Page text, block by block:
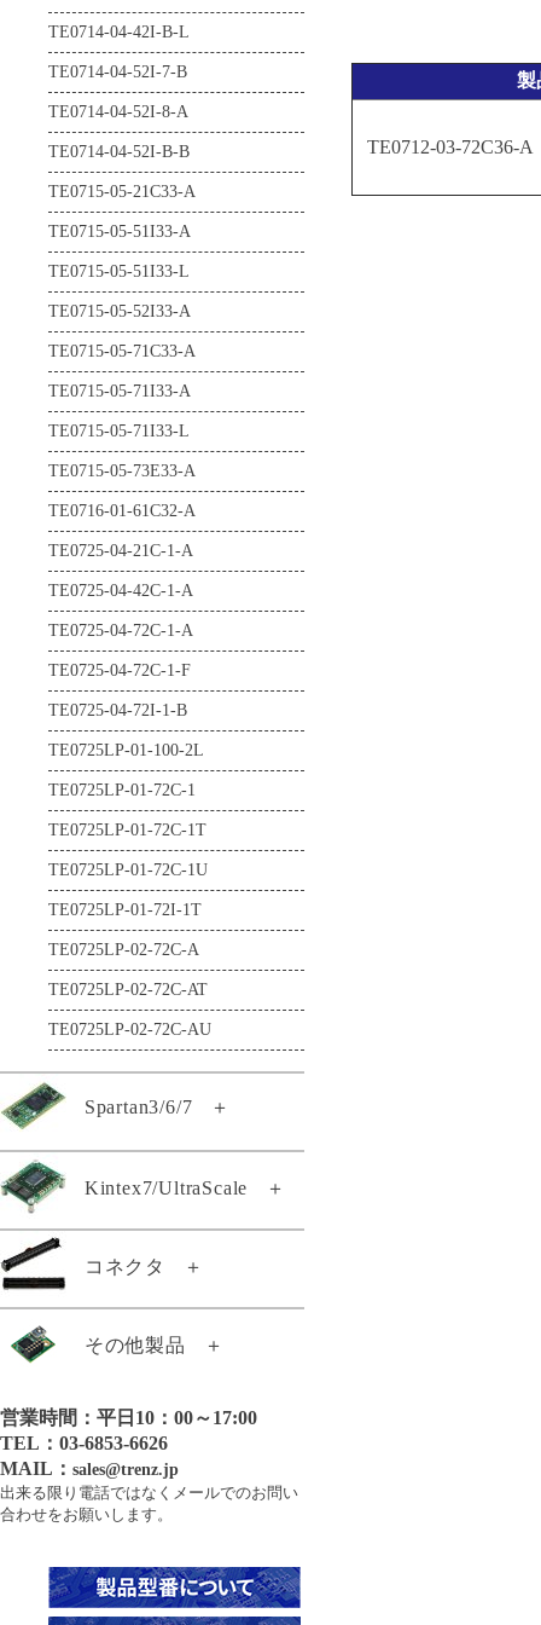
TE0865-02-DGI83MA
TE0865-02-FBE83MA
TE0865-02-FBI83MA
TE0865-02-FGE83MA
TE0876-02-A
TEB0911-04-9BEX1MA
TEB0911-05-9BEX1MA
TE0714-04-42I-B-L
TE0714-04-52I-7-B
TE0714-04-52I-8-A
TE0714-04-52I-B-B
TE0715-05-21C33-A
TE0715-05-51I33-A
TE0715-05-51I33-L
TE0715-05-52I33-A
TE0715-05-71C33-A
TE0715-05-71I33-A
TE0715-05-71I33-L
TE0715-05-73E33-A
TE0716-01-61C32-A
TE0725-04-21C-1-A
TE0725-04-42C-1-A
TE0725-04-72C-1-A
TE0725-04-72C-1-F
TE0725-04-72I-1-B
TE0725LP-01-100-2L
TE0725LP-01-72C-1
TE0725LP-01-72C-1T
TE0725LP-01-72C-1U
TE0725LP-01-72I-1T
TE0725LP-02-72C-A
TE0725LP-02-72C-AT
TE0725LP-02-72C-AU
Spartan3/6/7 ＋
TE0140-04A
TE0140-04BA
TE0143-01
TE0146-00
TE0300-01IBM
TE0303-01
TE0303-01NC
TE0320-00-EV02
TE0320-00-EV02I
Kintex7/UltraScale ＋
TE0741-04-D2C-1-A
TE0741-04-G2C-1-A
TE0741-05-A2C-1-A
TE0741-05-B2C-1-A
TE0741-05-B2C-1-AF
TE0741-05-B2I-1-A
TE0741-05-D2I-1-A
コネクタ ＋
21011
21371
21372
21589
22684
その他製品 ＋
TE0808用ヒートシンク
GigaZee TRENZヒートシンク
26922
21010
24640
25130
営業時間：平日10：00～17:00
TEL：03-6853-6626
MAIL： sales@trenz.jp
出来る限り電話ではなくメールでのお問い
合わせをお願いします。
製
TE0712-03-72C36-A